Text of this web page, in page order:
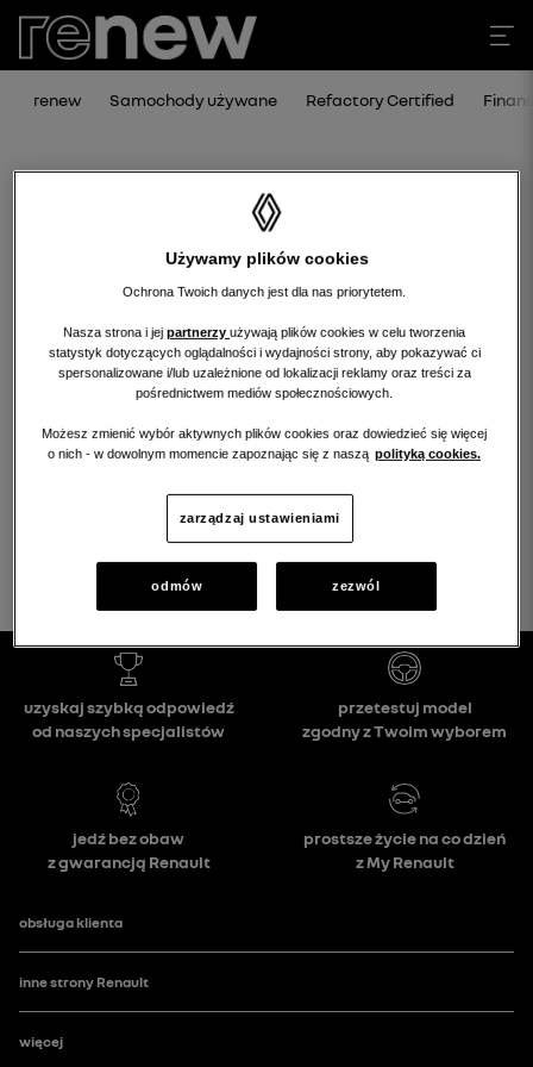
renew Samochody używane Refactory Certified
Niestety, wybrany dealer nie ma
obecnie żadnych ofert w tej kategorii.
Wróć na stronę główną.
wróć na stronę główną
Używamy plików cookies
Ochrona Twoich danych jest dla nas priorytetem.
Nasza strona i jej partnerzy używają plików cookies w celu tworzenia
statystyk dotyczących oglądalności i wydajności strony, aby pokazywać ci
spersonalizowane i/lub uzależnione od lokalizacji reklamy oraz treści za
pośrednictwem mediów społecznościowych.
Możesz zmienić wybór aktywnych plików cookies oraz dowiedzieć się więcej
o nich - w dowolnym momencie zapoznając się z naszą polityką cookies.
zarządzaj ustawieniami
odmów zezwól